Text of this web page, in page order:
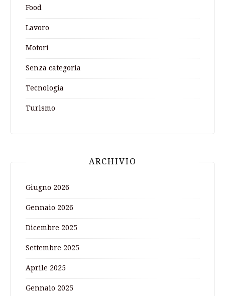
Food
Lavoro
Motori
Senza categoria
Tecnologia
Turismo
ARCHIVIO
Giugno 2026
Gennaio 2026
Dicembre 2025
Settembre 2025
Aprile 2025
Gennaio 2025